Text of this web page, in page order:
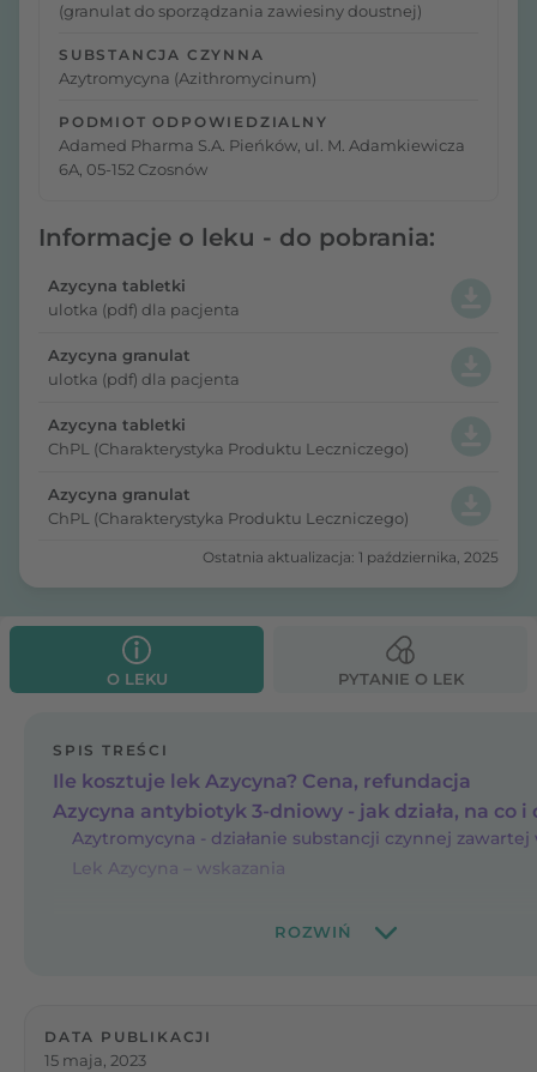
(granulat do sporządzania zawiesiny doustnej)
SUBSTANCJA CZYNNA
Azytromycyna (Azithromycinum)
PODMIOT ODPOWIEDZIALNY
Adamed Pharma S.A. Pieńków, ul. M. Adamkiewicza
6A, 05-152 Czosnów
Informacje o leku - do pobrania:
Azycyna tabletki
ulotka (pdf) dla pacjenta
Azycyna granulat
ulotka (pdf) dla pacjenta
Azycyna tabletki
ChPL (Charakterystyka Produktu Leczniczego)
Azycyna granulat
ChPL (Charakterystyka Produktu Leczniczego)
Ostatnia aktualizacja: 1 października, 2025
O LEKU PYTANIE O LEK
SPIS TREŚCI
Ile kosztuje lek Azycyna? Cena, refundacja
Azycyna antybiotyk 3-dniowy - jak działa, na co i
Azytromycyna - działanie substancji czynnej zawartej
Lek Azycyna – wskazania
DATA PUBLIKACJI
15 maja, 2023